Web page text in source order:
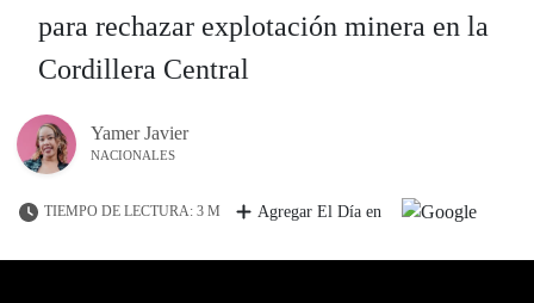
para rechazar explotación minera en la
Cordillera Central
Yamer Javier
NACIONALES
TIEMPO DE LECTURA: 3 M Agregar El Día en